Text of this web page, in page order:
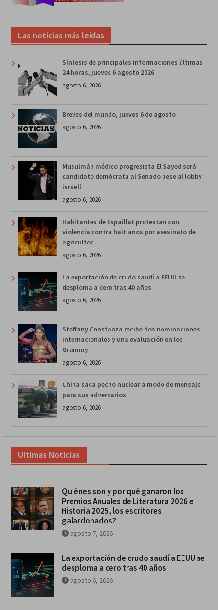
Las noticias más leídas
Síntesis de principales informaciones últimas
24 horas, jueves 6 agosto 2026
agosto 6, 2026
Breves del mundo, jueves 6 de agosto
agosto 6, 2026
Musulmán médico progresista El Sayed será
candidato demócrata al Senado pese al lobby
israelí
agosto 6, 2026
Habitantes de Espaillat protestan con
violencia contra haitianos por asesinato de
agricultor
agosto 6, 2026
La exportación de crudo saudí a EEUU se
desploma a cero tras 40 años
agosto 6, 2026
Steffany Constanza recibe dos nominaciones
internacionales y una evaluación en los
Grammy
agosto 6, 2026
China saca pecho nuclear a modo de mensaje
para sus adversarios
agosto 6, 2026
Ultimas Noticias
Quiénes son y por qué ganaron los
Premios Anuales de Literatura 2026 e
Historia 2025, los escritores
galardonados?
agosto 7, 2026
La exportación de crudo saudí a EEUU se
desploma a cero tras 40 años
agosto 6, 2026